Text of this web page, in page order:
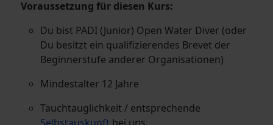
Voraussetzung für diesen Kurs:
Du bist PADI (Junior) Open Water Diver (oder
Du besitzt ein qualifizierendes Brevet der
Beginnerstufe anderer Organisationen)
Mindestalter 12 Jahre
Tauchtauglichkeit / entsprechende